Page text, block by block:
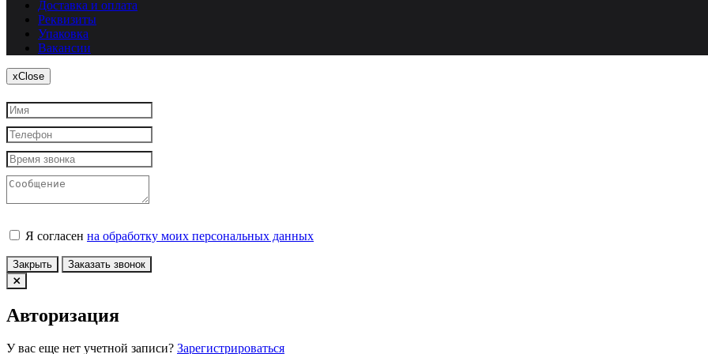
Доставка и оплата
Реквизиты
Упаковка
Вакансии
xClose
Я согласен на обработку моих персональных данных
Закрыть Заказать звонок
Авторизация
У вас еще нет учетной записи? Зарегистрироваться